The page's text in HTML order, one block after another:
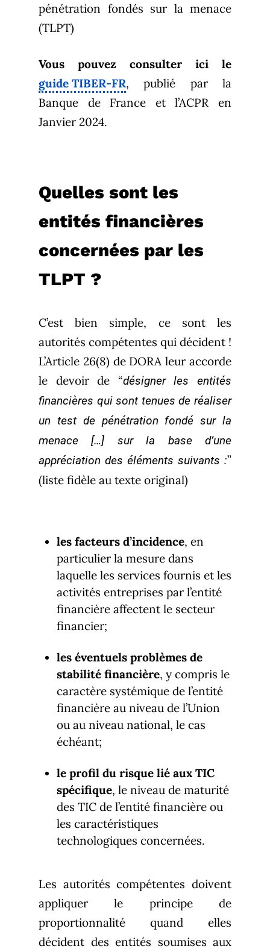
pénétration fondés sur la menace
(TLPT)
Vous pouvez consulter ici le
guide TIBER-FR, publié par la
Banque de France et l’ACPR en
Janvier 2024.
Quelles sont les
entités financières
concernées par les
TLPT ?
C’est bien simple, ce sont les
autorités compétentes qui décident !
L’Article 26(8) de DORA leur accorde
le devoir de “désigner les entités
financières qui sont tenues de réaliser
un test de pénétration fondé sur la
menace […] sur la base d’une
appréciation des éléments suivants :”
(liste fidèle au texte original)
les facteurs d’incidence, en
particulier la mesure dans
laquelle les services fournis et les
activités entreprises par l’entité
financière affectent le secteur
financier;
les éventuels problèmes de
stabilité financière, y compris le
caractère systémique de l’entité
financière au niveau de l’Union
ou au niveau national, le cas
échéant;
le profil du risque lié aux TIC
spécifique, le niveau de maturité
des TIC de l’entité financière ou
les caractéristiques
technologiques concernées.
Les autorités compétentes doivent
appliquer le principe de
proportionnalité quand elles
décident des entités soumises aux